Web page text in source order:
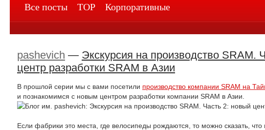
Все посты TOP Корпоративные
pashevich — Экскурсия на производство SRAM.
центр разработки SRAM в Азии
В прошлой серии мы с вами посетили производство компании SRAM на
и познакомимся с новым центром разработки компании SRAM в Азии.
Если фабрики это места, где велосипеды рождаются, то можно сказать, что